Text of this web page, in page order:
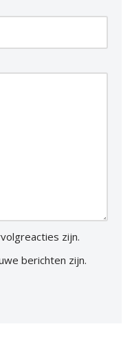
zijn.
berichten zijn.